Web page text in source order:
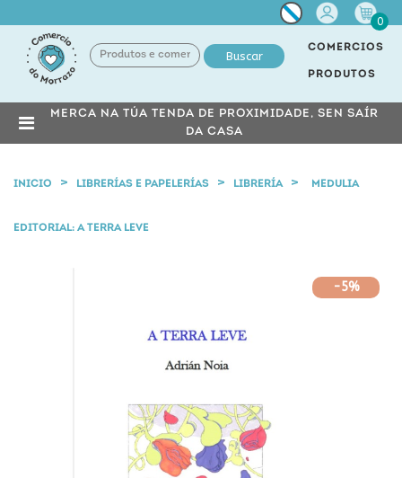
Miña
conta
0
Buscar
COMERCIOS
PRODUTOS
MERCA NA TÚA TENDA DE PROXIMIDADE, SEN SAÍR
DA CASA
INICIO LIBRERÍAS E PAPELERÍAS LIBRERÍA MEDULIA
EDITORIAL: A TERRA LEVE
-5%